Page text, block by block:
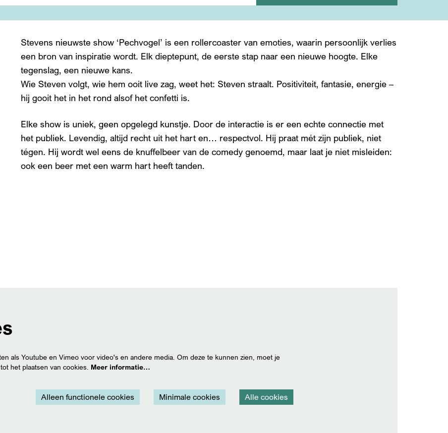
Stevens nieuwste show ‘Pechvogel’ is een rollercoaster van emoties, waarin persoonlijk verlies
een bron van inspiratie wordt. Elk dieptepunt, de eerste stap naar een nieuwe hoogte. Elke
tegenslag, een nieuwe kans.
Wie Steven volgt, wie hem ooit live zag, weet het: Steven straalt. Positiviteit, fantasie, energie –
hij gooit het in het rond alsof het confetti is.
Elke show is uniek, geen opgelegd kunstje. Door de interactie is er een echte connectie met
het publiek. Levendig, altijd recht uit het hart en… respectvol. Hij praat mét zijn publiek, niet
tégen. Hij wordt wel eens de knuffelbeer van de comedy genoemd, maar laat je niet misleiden:
ook een beer met een warm hart heeft tanden.
als Youtube en Vimeo voor video's en andere media. Om deze te kunnen zien, moet je
het plaatsen van cookies. Meer informatie…
Alleen functionele cookies Minimale cookies Alle cookies